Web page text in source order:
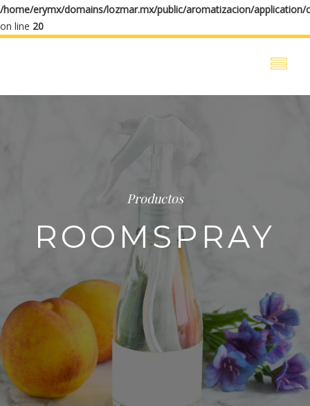
/home/erymx/domains/lozmar.mx/public/aromatizacion/application/
on line 20
Productos
ROOMSPRAY